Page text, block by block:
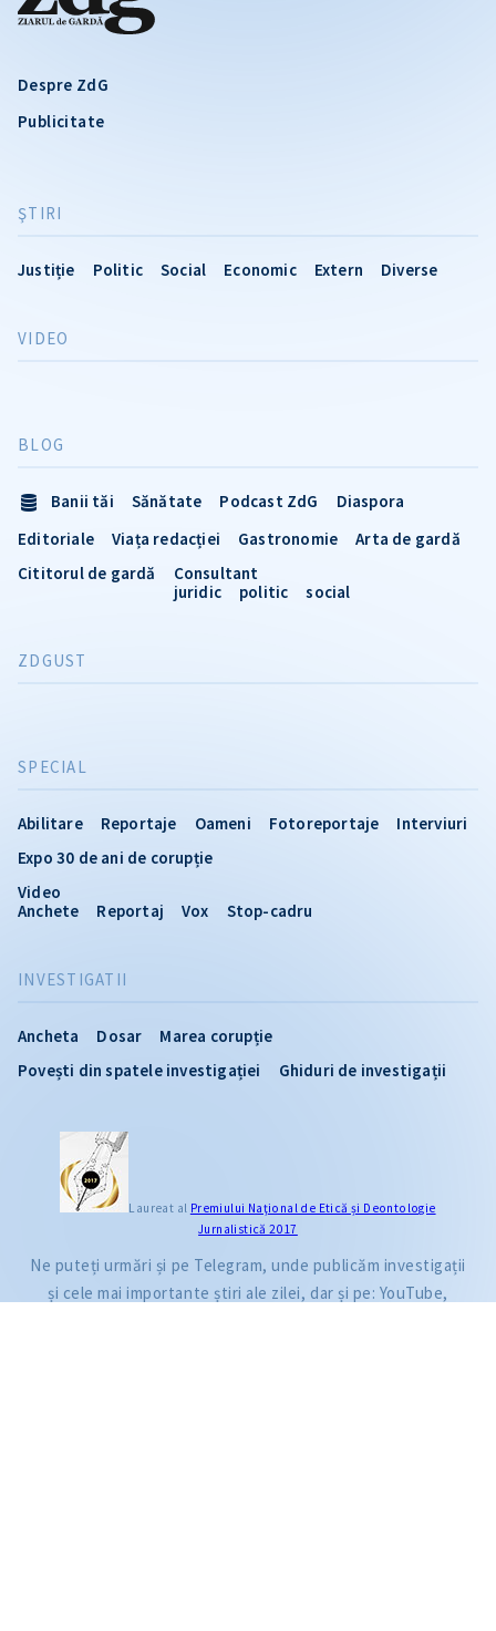
Despre ZdG
Publicitate
ŞTIRI
Justiție Politic Social Economic Extern Diverse
INVESTIGATII
Ancheta Dosar
Marea corupție
Povești din spatele investigației
Ghiduri de investigații
VIDEO
SPECIAL
Abilitare Reportaje Oameni Fotoreportaje
Interviuri
Expo 30 de ani de corupție
Video
Anchete
Reportaj Vox Stop-cadru
BLOG
Banii tăi Sănătate Podcast ZdG
Diaspora
Editoriale
Viața redacției Gastronomie
Arta de gardă
Cititorul de gardă
Consultant
juridic
politic social
ZDGUST
Laureat al Premiului Naţional de Etică și Deontologie
Jurnalistică 2017
Ne puteți urmări și pe Telegram, unde publicăm investigații
și cele mai importante știri ale zilei, dar și pe: YouTube,
CITEȘTE